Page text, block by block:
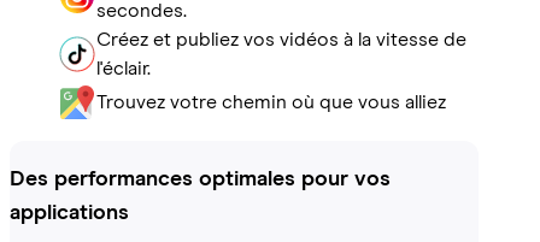
secondes.
Créez et publiez vos vidéos à la vitesse de
l'éclair.
Trouvez votre chemin où que vous alliez
Des performances optimales pour vos
applications